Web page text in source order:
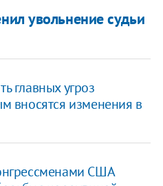
увольнение судьи
главных угроз
вносятся изменения в
США